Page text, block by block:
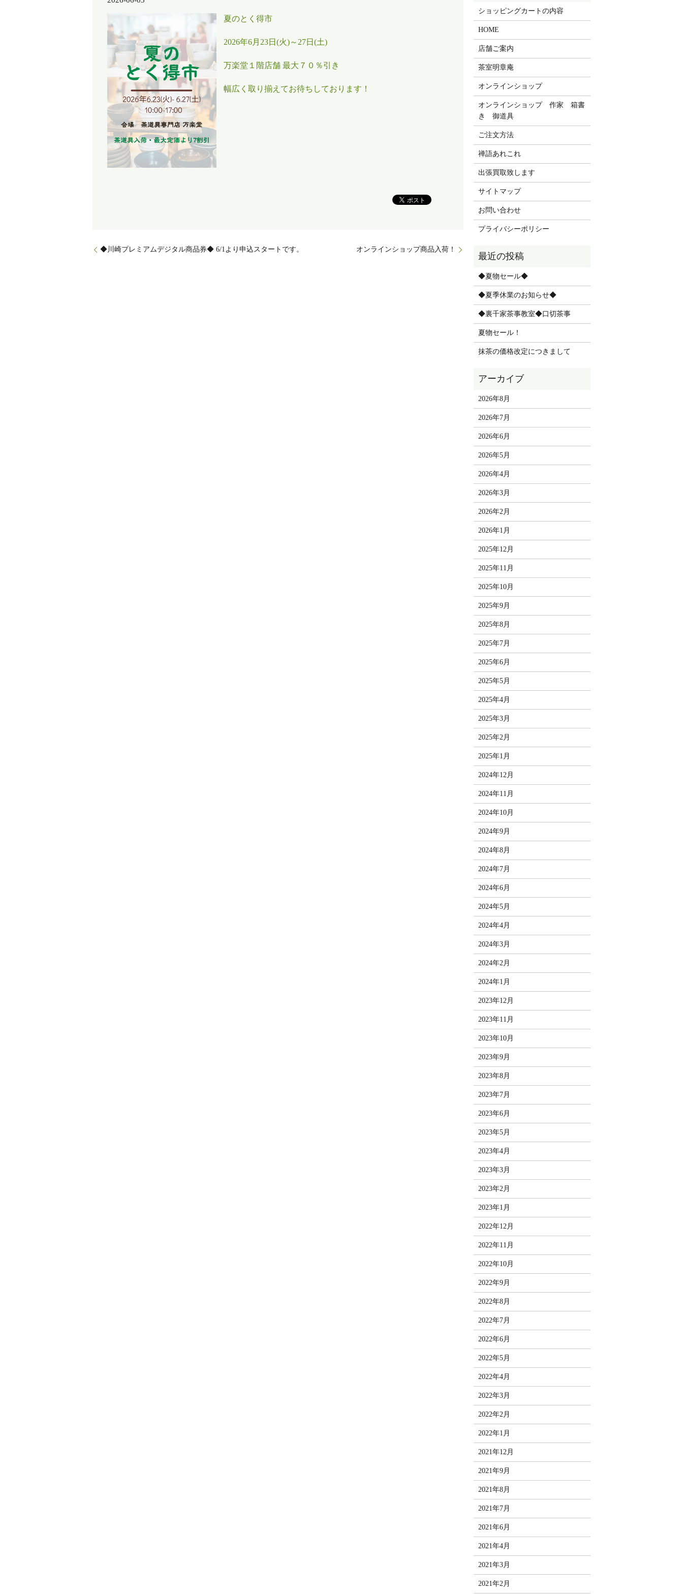
夏のとく得市
2026年6月23日(火)～27日(土)
万楽堂１階店舗 最大７０％引き
幅広く取り揃えてお待ちしております！
◆川崎プレミアムデジタル商品券◆ 6/1より申込スタートです。 オンラインショップ商品入荷！
ショッピングカートの内容
HOME
店舗ご案内
茶室明章庵
オンラインショップ
オンラインショップ 作家 箱書
き 御道具
ご注文方法
禅語あれこれ
出張買取致します
サイトマップ
お問い合わせ
プライバシーポリシー
◆夏物セール◆
◆夏季休業のお知らせ◆
◆裏千家茶事教室◆口切茶事
夏物セール！
抹茶の価格改定につきまして
2026年8月
2026年7月
2026年6月
2026年5月
2026年4月
2026年3月
2026年2月
2026年1月
2025年12月
2025年11月
2025年10月
2025年9月
2025年8月
2025年7月
2025年6月
2025年5月
2025年4月
2025年3月
2025年2月
2025年1月
2024年12月
2024年11月
2024年10月
2024年9月
2024年8月
2024年7月
2024年6月
2024年5月
2024年4月
2024年3月
2024年2月
2024年1月
2023年12月
2023年11月
2023年10月
2023年9月
2023年8月
2023年7月
2023年6月
2023年5月
2023年4月
2023年3月
2023年2月
2023年1月
2022年12月
2022年11月
2022年10月
2022年9月
2022年8月
2022年7月
2022年6月
2022年5月
2022年4月
2022年3月
2022年2月
2022年1月
2021年12月
2021年9月
2021年8月
2021年7月
2021年6月
2021年4月
2021年3月
2021年2月